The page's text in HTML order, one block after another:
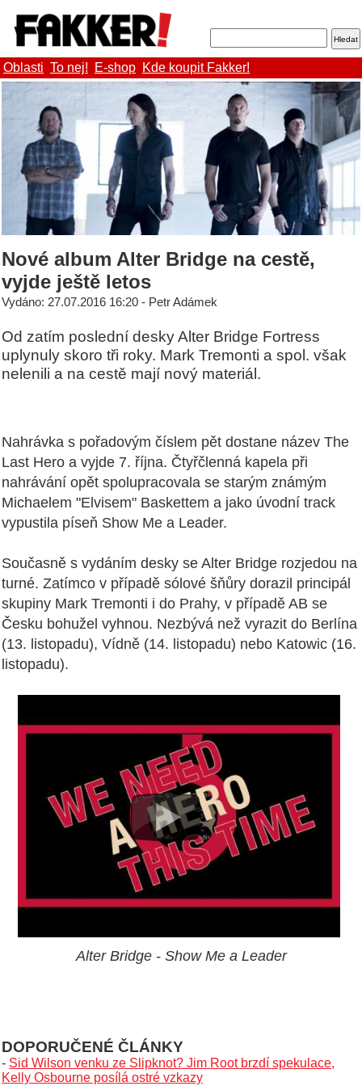
Oblasti To nej! E-shop Kde koupit Fakker!
Nové album Alter Bridge na cestě,
vyjde ještě letos
Vydáno: 27.07.2016 16:20 - Petr Adámek
Od zatím poslední desky Alter Bridge Fortress
uplynuly skoro tři roky. Mark Tremonti a spol. však
nelenili a na cestě mají nový materiál.
Nahrávka s pořadovým číslem pět dostane název The
Last Hero a vyjde 7. října. Čtyřčlenná kapela při
nahrávání opět spolupracovala se starým známým
Michaelem "Elvisem" Baskettem a jako úvodní track
vypustila píseň Show Me a Leader.
Současně s vydáním desky se Alter Bridge rozjedou na
turné. Zatímco v případě sólové šňůry dorazil principál
skupiny Mark Tremonti i do Prahy, v případě AB se
Česku bohužel vyhnou. Nezbývá než vyrazit do Berlína
(13. listopadu), Vídně (14. listopadu) nebo Katowic (16.
listopadu).
Alter Bridge - Show Me a Leader
DOPORUČENÉ ČLÁNKY
- Sid Wilson venku ze Slipknot? Jim Root brzdí spekulace,
Kelly Osbourne posílá ostré vzkazy